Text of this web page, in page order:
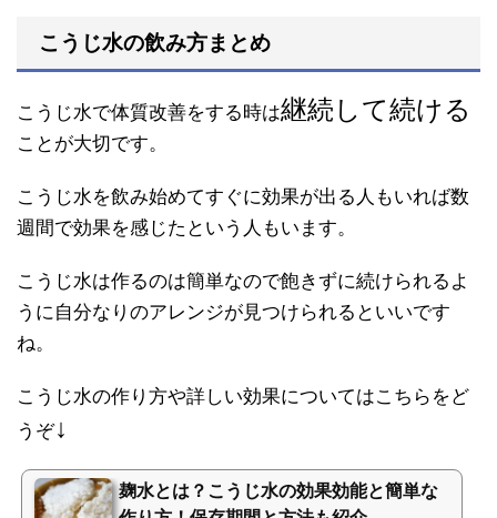
こうじ水の飲み方まとめ
こうじ水で体質改善をする時は継続して続ける
ことが大切です。
こうじ水を飲み始めてすぐに効果が出る人もいれば数
週間で効果を感じたという人もいます。
こうじ水は作るのは簡単なので飽きずに続けられるよ
うに自分なりのアレンジが見つけられるといいです
ね。
こうじ水の作り方や詳しい効果についてはこちらをど
うぞ↓
麹水とは？こうじ水の効果効能と簡単な